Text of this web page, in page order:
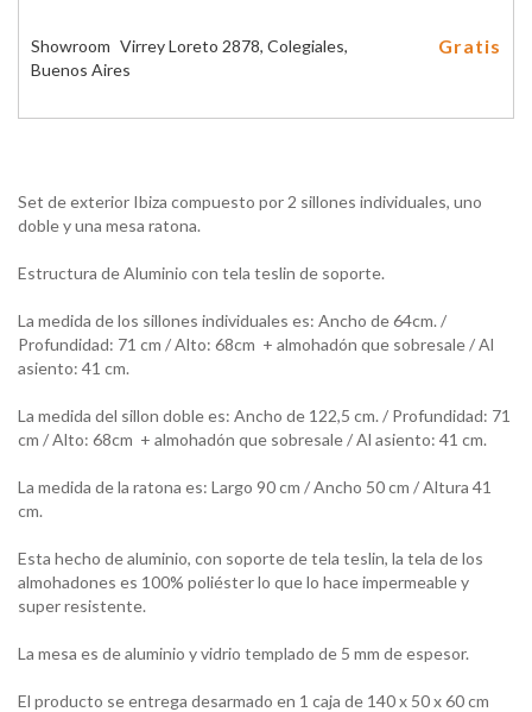
Showroom Virrey Loreto 2878, Colegiales,
Buenos Aires
Gratis
Set de exterior Ibiza compuesto por 2 sillones individuales, uno
doble y una mesa ratona.
Estructura de Aluminio con tela teslin de soporte.
La medida de los sillones individuales es: Ancho de 64cm. /
Profundidad: 71 cm / Alto: 68cm + almohadón que sobresale / Al
asiento: 41 cm.
La medida del sillon doble es: Ancho de 122,5 cm. / Profundidad: 71
cm / Alto: 68cm + almohadón que sobresale / Al asiento: 41 cm.
La medida de la ratona es: Largo 90 cm / Ancho 50 cm / Altura 41
cm.
Esta hecho de aluminio, con soporte de tela teslin, la tela de los
almohadones es 100% poliéster lo que lo hace impermeable y
super resistente.
La mesa es de aluminio y vidrio templado de 5 mm de espesor.
El producto se entrega desarmado en 1 caja de 140 x 50 x 60 cm